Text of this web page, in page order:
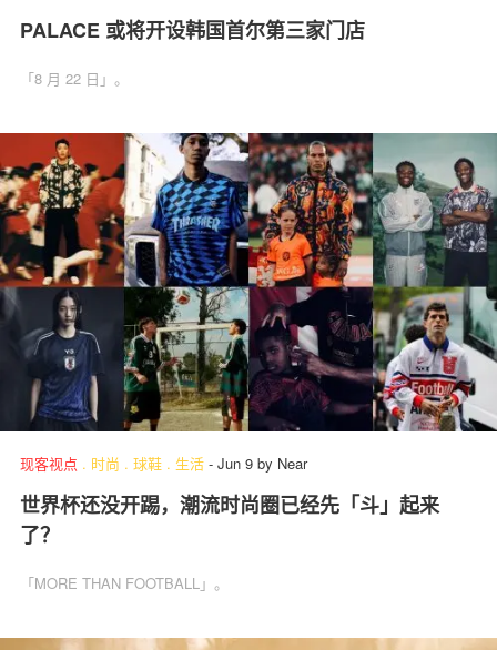
PALACE 或将开设韩国首尔第三家门店
「8 月 22 日」。
现客视点 . 时尚 . 球鞋 . 生活 - Jun 9 by Near
世界杯还没开踢，潮流时尚圈已经先「斗」起来
了？
「MORE THAN FOOTBALL」。